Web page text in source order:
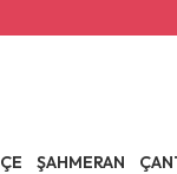
ŞAHMERAN